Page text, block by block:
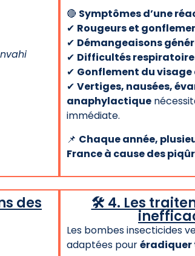
🔴 Symptômes d’une
✔ Rougeurs et
✔ Démangeaisons
✔ Difficultés
✔ Gonflement du visage
✔ Vertiges, nausées,
anaphylactique
immédiate.
📌 Chaque année,
France à cause des
des 🛠️ 4. Les
Les bombes insecticides
adaptées pouréradiquer